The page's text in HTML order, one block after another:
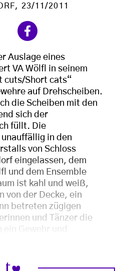
, 23/11/2011
Auslage eines
VA Wölfl in seinem
cuts/Short cats“
auf Drehscheiben.
die Scheiben mit den
sich der
füllt. Die
in den
von Schloss
eingelassen, dem
und dem Ensemble
ist kahl und weiß,
von der Decke, ein
betreten zügigen
und Tänzer die
ein Gewehr und